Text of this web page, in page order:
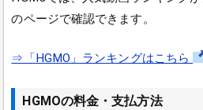
のページで確認できます。
⇒「HGMO」ランキングはこちら
HGMOの料金・支払方法